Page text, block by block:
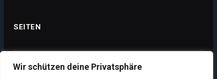
Wir schützen deine Privatsphäre
SEITEN
Datenschutz